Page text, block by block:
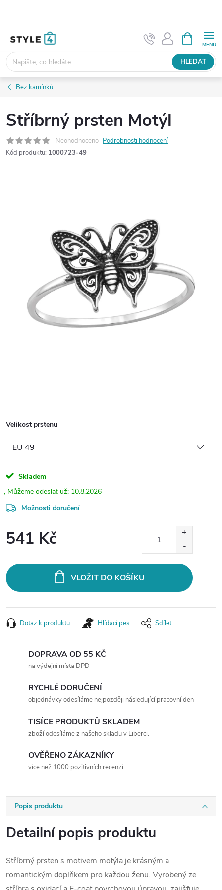
HLEDAT
NÁKUPNÍ
KOŠÍK
Bez kamínků
Stříbrný prsten Motýl
Neohodnoceno Podrobnosti hodnocení
Kód produktu: 1000723-49
Velikost prstenu
Skladem
10.8.2026
Možnosti doručení
541 Kč
VLOŽIT DO KOŠÍKU
Dotaz k produktu Hlídací pes Sdílet
DOPRAVA OD 55 KČ
na výdejní místa DPD
RYCHLÉ DORUČENÍ
objednávky odesíláme nejpozději následující pracovní den
TISÍCE PRODUKTŮ SKLADEM
zboží odesíláme z našeho skladu v Liberci.
OVĚŘENO ZÁKAZNÍKY
více než 1000 pozitivních recenzí
Popis produktu
Detailní popis produktu
Stříbrný prsten s motivem motýla je krásným a
romantickým doplňkem pro každou ženu. Vyrobený ze